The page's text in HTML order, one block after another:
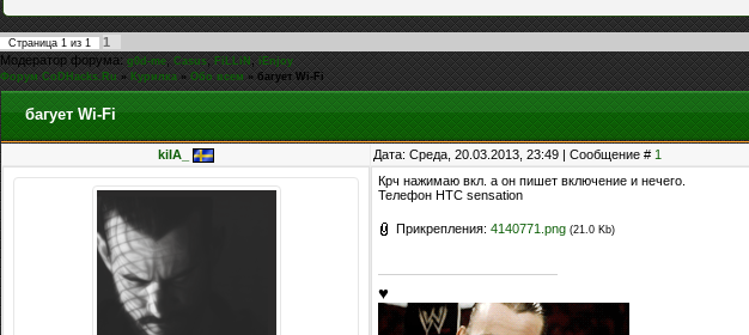
Страница 1 из 1
1
Модератор форума:g0d-me,Casus, FiLLiN,iEnjoy
Форум CoDHacks.Ru » Курилка » Обо всем » багует Wi-Fi
багует Wi-Fi
kiIA_ Дата: Среда, 20.03.2013, 23:49 | Сообщение # 1
Крч нажимаю вкл. а он пишет включение и нечего.
Телефон HTC sensation
Прикрепления: 4140771.png (21.0 Kb)
♥